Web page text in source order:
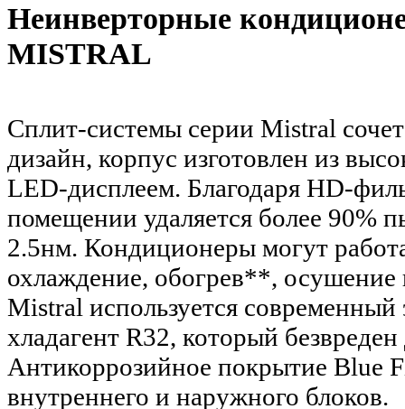
Неинверторные
MISTRAL
Сплит-системы серии Mistral
дизайн, корпус изготовлен из
LED-дисплеем. Благодаря HD-
помещении удаляется более 90%
2.5нм. Кондиционеры могут
охлаждение, обогрев**,
Mistral используется
хладагент R32, который
Антикоррозийное покрытие Blue
внутреннего и наружного блоков.